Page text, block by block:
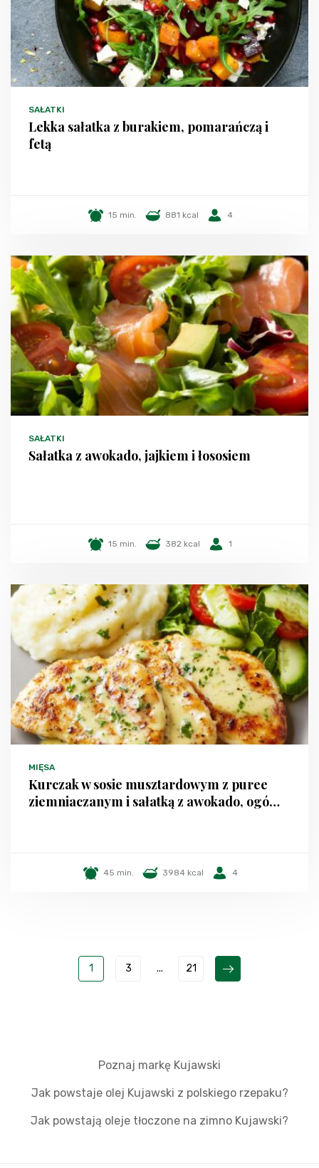
SAŁATKI
Lekka sałatka z burakiem, pomarańczą i
fetą
15 min. 881 kcal 4
SAŁATKI
Sałatka z awokado, jajkiem i łososiem
15 min. 382 kcal 1
MIĘSA
Kurczak w sosie musztardowym z puree
ziemniaczanym i sałatką z awokado, ogó…
45 min. 3984 kcal 4
1 3 ... 21
Poznaj markę Kujawski
Jak powstaje olej Kujawski z polskiego rzepaku?
Jak powstają oleje tłoczone na zimno Kujawski?